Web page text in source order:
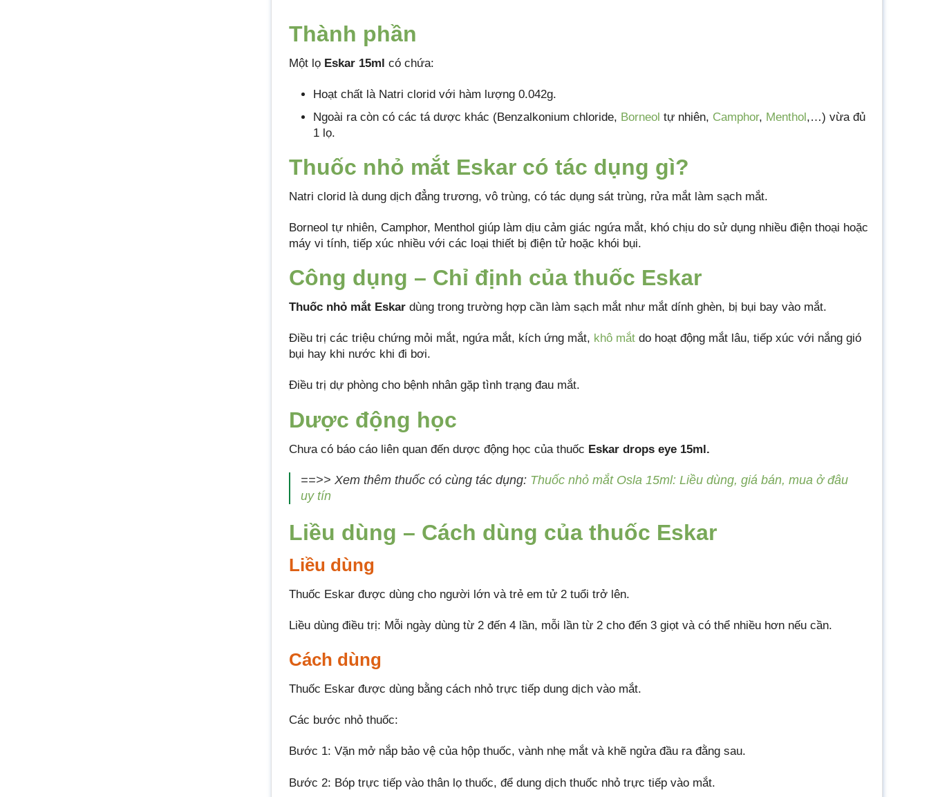
Thành phần
Một lọ Eskar 15ml có chứa:
Hoạt chất là Natri clorid với hàm lượng 0.042g.
Ngoài ra còn có các tá dược khác (Benzalkonium chloride, Borneol tự nhiên, Camphor, Menthol,…) vừa đủ
1 lọ.
Thuốc nhỏ mắt Eskar có tác dụng gì?
Natri clorid là dung dịch đẳng trương, vô trùng, có tác dụng sát trùng, rửa mắt làm sạch mắt.
Borneol tự nhiên, Camphor, Menthol giúp làm dịu cảm giác ngứa mắt, khó chịu do sử dụng nhiều điện thoại hoặc
máy vi tính, tiếp xúc nhiều với các loại thiết bị điện tử hoặc khói bụi.
Công dụng – Chỉ định của thuốc Eskar
Thuốc nhỏ mắt Eskar dùng trong trường hợp cần làm sạch mắt như mắt dính ghèn, bị bụi bay vào mắt.
Điều trị các triệu chứng mỏi mắt, ngứa mắt, kích ứng mắt, khô mắt do hoạt động mắt lâu, tiếp xúc với nắng gió
bụi hay khi nước khi đi bơi.
Điều trị dự phòng cho bệnh nhân gặp tình trạng đau mắt.
Dược động học
Chưa có báo cáo liên quan đến dược động học của thuốc Eskar drops eye 15ml.
==>> Xem thêm thuốc có cùng tác dụng: Thuốc nhỏ mắt Osla 15ml: Liều dùng, giá bán, mua ở đâu
uy tín
Liều dùng – Cách dùng của thuốc Eskar
Liều dùng
Thuốc Eskar được dùng cho người lớn và trẻ em tử 2 tuổi trở lên.
Liều dùng điều trị: Mỗi ngày dùng từ 2 đến 4 lần, mỗi lần từ 2 cho đến 3 giọt và có thể nhiều hơn nếu cần.
Cách dùng
Thuốc Eskar được dùng bằng cách nhỏ trực tiếp dung dịch vào mắt.
Các bước nhỏ thuốc:
Bước 1: Vặn mở nắp bảo vệ của hộp thuốc, vành nhẹ mắt và khẽ ngửa đầu ra đằng sau.
Bước 2: Bóp trực tiếp vào thân lọ thuốc, để dung dịch thuốc nhỏ trực tiếp vào mắt.